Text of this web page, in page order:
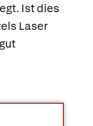
Ist dies
Laser